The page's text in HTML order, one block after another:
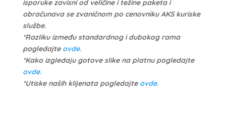
isporuke zavisni od veličine i težine paketa i
obračunava se zvaničnom po cenovniku AKS kuriske
službe.
*Razliku između standardnog i dubokog rama
pogledajte ovde.
*Kako izgledaju gotove slike na platnu pogledajte
ovde.
*Utiske naših klijenata pogledajte ovde.